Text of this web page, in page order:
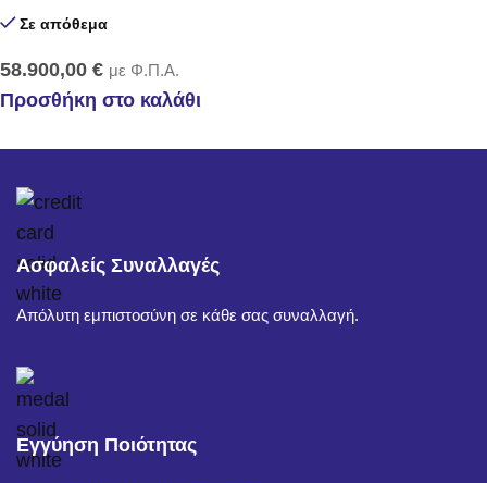
Σε απόθεμα
58.900,00 € με Φ.Π.Α.
Προσθήκη στο καλάθι
Ασφαλείς Συναλλαγές
Απόλυτη εμπιστοσύνη σε κάθε σας συναλλαγή.
Εγγύηση Ποιότητας